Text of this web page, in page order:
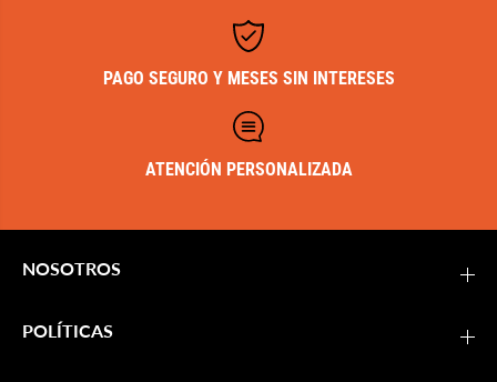
PAGO SEGURO Y MESES SIN INTERESES
ATENCIÓN PERSONALIZADA
NOSOTROS
POLÍTICAS